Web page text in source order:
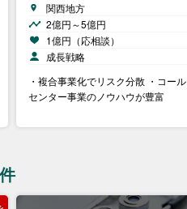
関西地方
2億円～5億円
1億円（応相談）
成長戦略
・複合事業化でリスク分散 ・コール
センター事業のノウハウが豊富